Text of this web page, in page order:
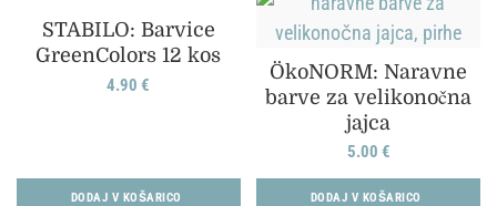
STABILO: Barvice
GreenColors 12 kos
4.90€
DODAJ V KOŠARICO
ÖkoNORM: Naravne
barve za velikonočna
jajca
5.00 €
DODAJ V KOŠARICO